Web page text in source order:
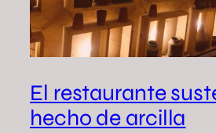
El restaurante
hecho de arcilla